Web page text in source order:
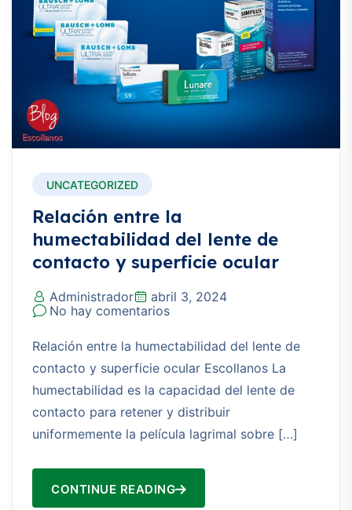
UNCATEGORIZED
Relación entre la
humectabilidad del lente de
contacto y superficie ocular
Administrador
abril 3, 2024
No hay comentarios
Relación entre la humectabilidad del lente de
contacto y superficie ocular Escollanos La
humectabilidad es la capacidad del lente de
contacto para retener y distribuir
uniformemente la película lagrimal sobre […]
CONTINUE READING